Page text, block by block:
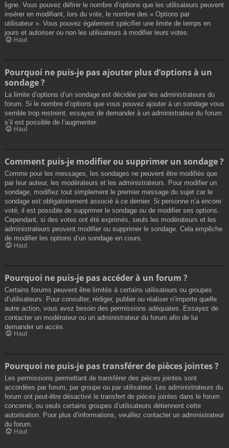
ligne. Vous pouvez définir le nombre d’options que les utilisateurs peuvent
insérer en modifiant, lors du vote, le nombre des « Options par
utilisateur ». Vous pouvez également spécifier une limite de temps en
jours et autoriser ou non les utilisateurs à modifier leurs votes.
Haut
Pourquoi ne puis-je pas ajouter plus d’options à un
sondage ?
La limite d’options d’un sondage est décidée par les administrateurs du
forum. Si le nombre d’options que vous pouvez ajouter à un sondage vous
semble trop restreint, essayez de demander à un administrateur du forum
s’il est possible de l’augmenter.
Haut
Comment puis-je modifier ou supprimer un sondage ?
Comme pour les messages, les sondages ne peuvent être modifiés que
par leur auteur, les modérateurs et les administrateurs. Pour modifier un
sondage, modifiez tout simplement le premier message du sujet car le
sondage est obligatoirement associé à ce dernier. Si personne n’a encore
voté, il est possible de supprimer le sondage ou de modifier ses options.
Cependant, si des votes ont été exprimés, seuls les modérateurs et les
administrateurs peuvent modifier ou supprimer le sondage. Cela empêche
de modifier les options d’un sondage en cours.
Haut
Pourquoi ne puis-je pas accéder à un forum ?
Certains forums peuvent être limités à certains utilisateurs ou groupes
d’utilisateurs. Pour consulter, rédiger, publier ou réaliser n’importe quelle
autre action, vous avez besoin des permissions adéquates. Essayez de
contacter un modérateur ou un administrateur du forum afin de lui
demander un accès.
Haut
Pourquoi ne puis-je pas transférer de pièces jointes ?
Les permissions permettant de transférer des pièces jointes sont
accordées par forum, par groupe ou par utilisateur. Les administrateurs du
forum ont peut-être désactivé le transfert de pièces jointes dans le forum
concerné, ou seuls certains groupes d’utilisateurs détiennent cette
autorisation. Pour plus d’informations, veuillez contacter un administrateur
du forum.
Haut